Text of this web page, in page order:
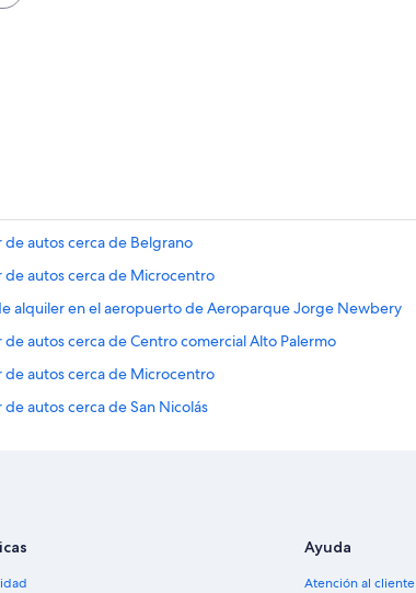
de autos cerca de Belgrano
de autos cerca de Microcentro
alquiler en el aeropuerto de Aeroparque Jorge Newbery
de autos cerca de Centro comercial Alto Palermo
de autos cerca de Microcentro
autos cerca de San Nicolás
de autos cerca de Catedral Metropolitana de Buenos Aires
Ayuda
Atención al cliente